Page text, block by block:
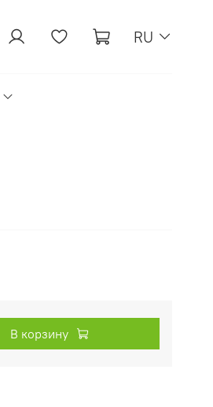
RU
В корзину